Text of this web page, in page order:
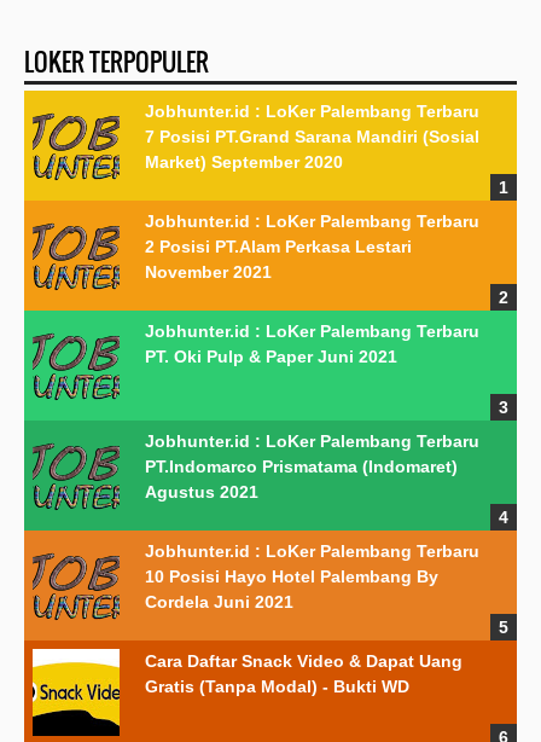
LOKER TERPOPULER
Jobhunter.id : LoKer Palembang Terbaru
7 Posisi PT.Grand Sarana Mandiri (Sosial
Market) September 2020
Jobhunter.id : LoKer Palembang Terbaru
2 Posisi PT.Alam Perkasa Lestari
November 2021
Jobhunter.id : LoKer Palembang Terbaru
PT. Oki Pulp & Paper Juni 2021
Jobhunter.id : LoKer Palembang Terbaru
PT.Indomarco Prismatama (Indomaret)
Agustus 2021
Jobhunter.id : LoKer Palembang Terbaru
10 Posisi Hayo Hotel Palembang By
Cordela Juni 2021
Cara Daftar Snack Video & Dapat Uang
Gratis (Tanpa Modal) - Bukti WD